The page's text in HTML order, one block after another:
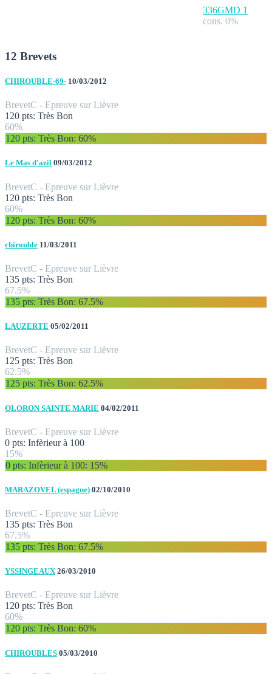
336GMD 1
cons. 0%
12 Brevets
CHIROUBLE-69- 10/03/2012
BrevetC - Epreuve sur Lièvre
120 pts: Très Bon
60%
120 pts: Très Bon: 60%
Le Mas d'azil 09/03/2012
BrevetC - Epreuve sur Lièvre
120 pts: Très Bon
60%
120 pts: Très Bon: 60%
chirouble 11/03/2011
BrevetC - Epreuve sur Lièvre
135 pts: Très Bon
67.5%
135 pts: Très Bon: 67.5%
LAUZERTE 05/02/2011
BrevetC - Epreuve sur Lièvre
125 pts: Très Bon
62.5%
125 pts: Très Bon: 62.5%
OLORON SAINTE MARIE 04/02/2011
BrevetC - Epreuve sur Lièvre
0 pts: Infèrieur à 100
15%
0 pts: Infèrieur à 100: 15%
MARAZOVEL (espagne) 02/10/2010
BrevetC - Epreuve sur Lièvre
135 pts: Très Bon
67.5%
135 pts: Très Bon: 67.5%
YSSINGEAUX26/03/2010
BrevetC - Epreuve sur Lièvre
120 pts: Très Bon
60%
120 pts: Très Bon: 60%
CHIROUBLES 05/03/2010